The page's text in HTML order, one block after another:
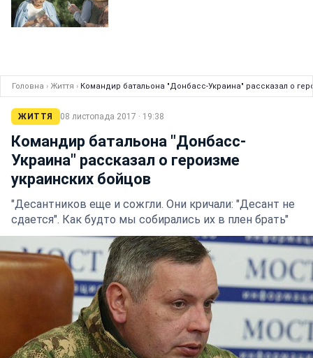
Головна › Життя › Командир батальона "Донбасс-Украина" рассказал о
ЖИТТЯ 08 листопада 2017 · 19:38
Командир батальона "Донбасс-
Украина" рассказал о героизме
украинских бойцов
"Десантников еще и сожгли. Они кричали: "Десант не
сдается". Как будто мы собирались их в плен брать"